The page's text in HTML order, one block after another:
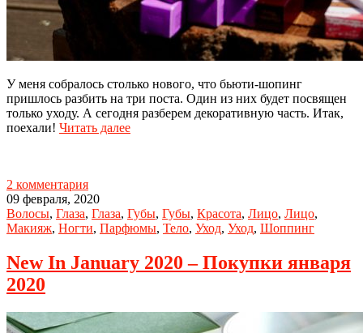
У меня собралось столько нового, что бьюти-шопинг
пришлось разбить на три поста. Один из них будет посвящен
только уходу. А сегодня разберем декоративную часть. Итак,
поехали! Читать далее
2 комментария
09 февраля, 2020
Волосы, Глаза, Глаза, Губы, Губы, Красота, Лицо, Лицо,
Макияж, Ногти, Парфюмы, Тело, Уход, Уход, Шоппинг
New In January 2020 – Покупки января
2020